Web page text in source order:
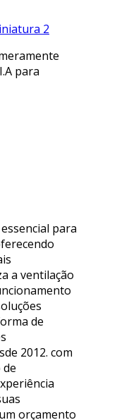
para
para
a ventilação
de
2012. com
de
orçamento